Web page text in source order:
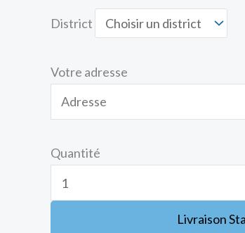
District
Votre adresse
Quantité
Livraison